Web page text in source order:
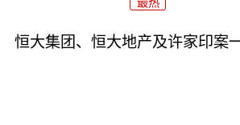
最热
恒大集团、恒大地产及许家印案